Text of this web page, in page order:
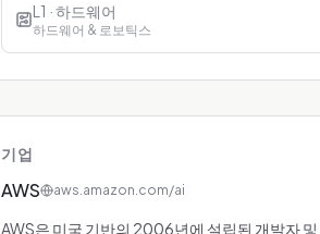
L1 · 하드웨어
하드웨어 & 로보틱스
기업
AWS aws.amazon.com/ai
AWS은 미국 기반의 2006년에 설립된 개발자